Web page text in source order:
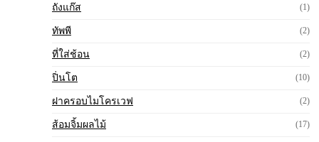
ถังแก๊ส (1)
ทัพพี (2)
ที่ใส่ช้อน (2)
ปิ่นโต (10)
ฝาครอบไมโครเวฟ (2)
ส้อมจิ้มผลไม้ (17)